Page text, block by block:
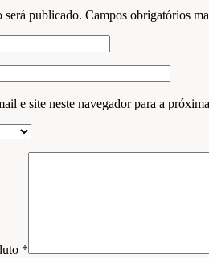
será publicado. Campos obrigatórios
e site neste navegador para a
*